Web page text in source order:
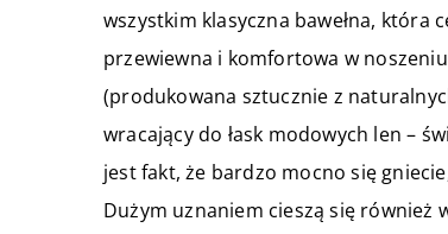
wszystkim klasyczna bawełna, która
przewiewna i komfortowa w
(produkowana sztucznie z
wracający do łask modowych len –
jest fakt, że bardzo mocno się
Dużym uznaniem cieszą się również